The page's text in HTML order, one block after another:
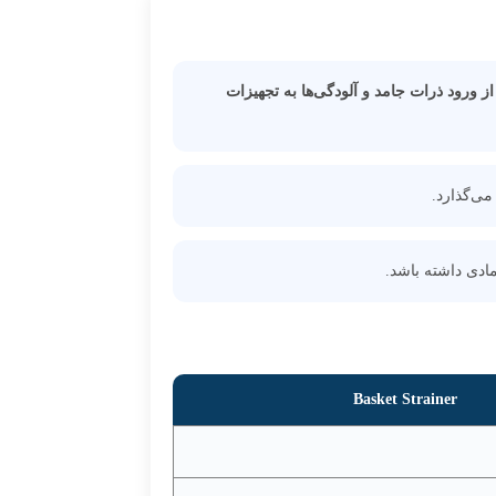
ورود ذرات جامد و آلودگی‌ها به تجهیزات
داشته باشد.
Basket Strainer